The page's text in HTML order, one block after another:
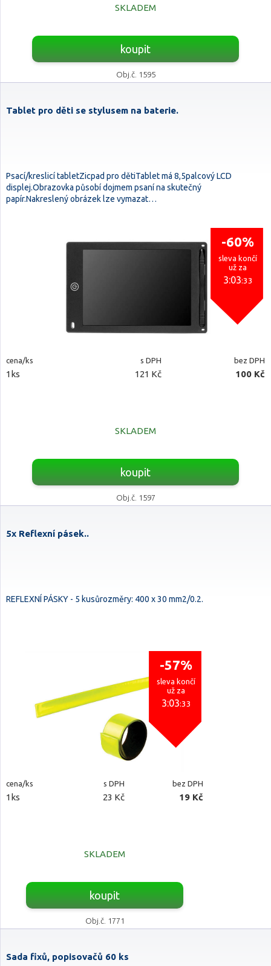
SKLADEM
koupit
Obj.č. 1595
Tablet pro děti se stylusem na baterie.
Psací/kreslicí tabletZicpad pro dětiTablet má 8,5palcový LCD
displej.Obrazovka působí dojmem psaní na skutečný
papír.Nakreslený obrázek lze vymazat…
-60%
sleva končí
už za
3:03:32
cena/ks s DPH bez DPH
1ks 121 Kč 100 Kč
SKLADEM
koupit
Obj.č. 1597
5x Reflexní pásek..
REFLEXNÍ PÁSKY - 5 kusůrozměry: 400 x 30 mm2/0.2.
-57%
sleva končí
už za
3:03:32
cena/ks s DPH bez DPH
1ks 23 Kč 19 Kč
SKLADEM
koupit
Obj.č. 1771
Sada fixů, popisovačů 60 ks